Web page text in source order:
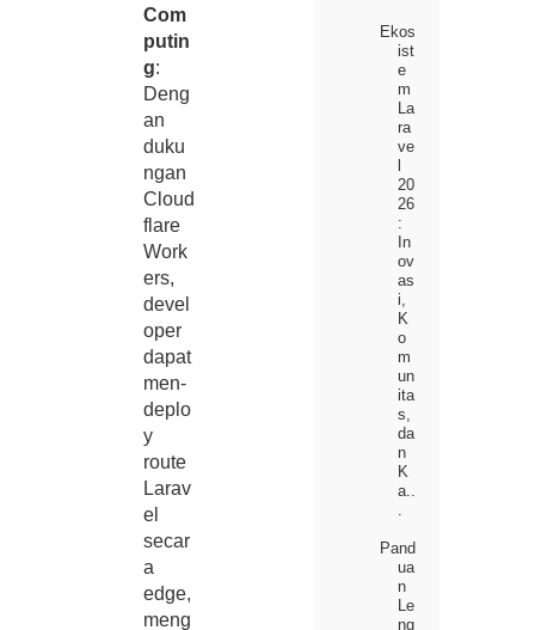
Com
putin
g:
Deng
an
duku
ngan
Cloud
flare
Work
ers,
devel
oper
dapat
men-
deplo
y
route
Larav
el
secar
a
edge,
meng
Ekos
ist
e
m
La
ra
ve
20
26
:
In
ov
as
i,
K
o
m
un
ita
s,
da
n
K
a..
.
Pand
ua
n
Le
ng